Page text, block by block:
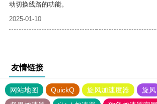
动切换线路的功能。
2025-01-10
友情链接
网站地图 QuickQ 旋风加速度器 旋风